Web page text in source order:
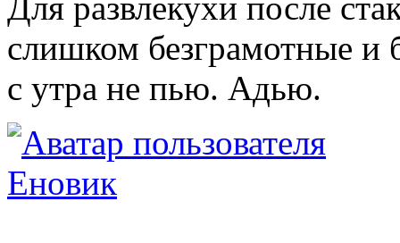
Для развлекухи после
слишком безграмотные и
с утра не пью. Адью.
Еновик